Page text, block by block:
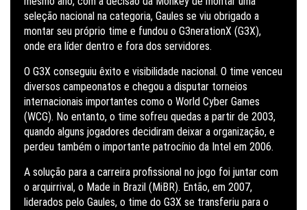
seleção nacional na categoria, Gaules se viu obrigado a
montar seu próprio time e fundou o G3nerationX (G3X),
onde era líder dentro e fora dos servidores.
O G3X conseguiu êxito e visibilidade nacional. O time venceu
diversos campeonatos e chegou a disputar torneios
internacionais importantes como o World Cyber Games
(WCG). No entanto, o time sofreu quedas a partir de 2003,
quando alguns jogadores decidiram deixar a organização, e
perdeu também o importante patrocínio da Intel em 2006.
A solução para a carreira profissional no jogo foi juntar com
o arquirrival, o Made in Brazil (MiBR). Então, em 2007,
liderados pelo Gaules, o time do G3X se transferiu para o